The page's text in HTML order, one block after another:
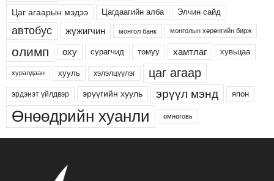
Цаг агаарын мэдээ Цагдаагийн алба Элчин сайд
автобус жүжигчин монгол банк монголын хөрөнгийн бирж
олимп оху сурагчид томуу хамтлаг хувьцаа
хуралдаан хууль хэлэлцүүлэг цаг агаар
эрдэнэт үйлдвэр эрүүгийн хууль эрүүл мэнд япон
Өнөөдрийн хуанли өмнөговь